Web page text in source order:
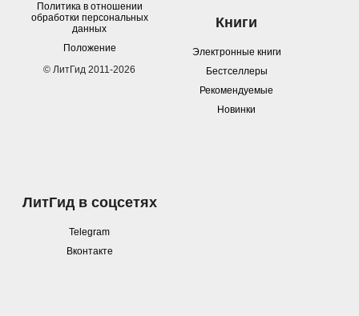
Политика в отношении
обработки персональных
данных
Положение
© ЛитГид 2011-2026
Книги
Электронные книги
Бестселлеры
Рекомендуемые
Новинки
ЛитГид в соцсетях
Telegram
Вконтакте